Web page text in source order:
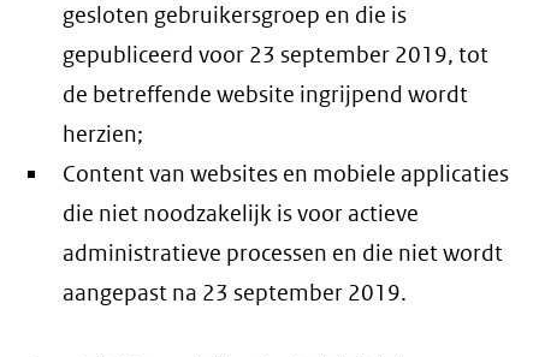
gesloten gebruikersgroep en die is
gepubliceerd voor 23 september 2019, tot
de betreffende website ingrijpend wordt
herzien;
Content van websites en mobiele applicaties
die niet noodzakelijk is voor actieve
administratieve processen en die niet wordt
aangepast na 23 september 2019.